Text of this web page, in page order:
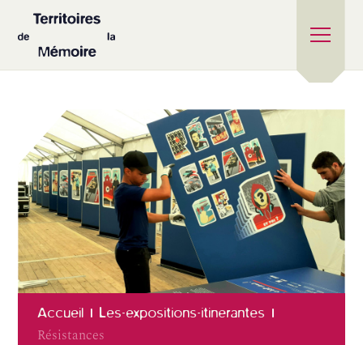
Accueil Les-expositions-itinerantes
Résistances